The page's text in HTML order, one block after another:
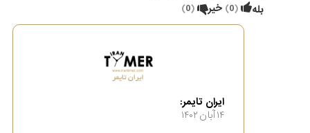
بله
(
0
) خیر (
0
)
ایران تایمر:
۱۴ آبان ۱۴۰۲